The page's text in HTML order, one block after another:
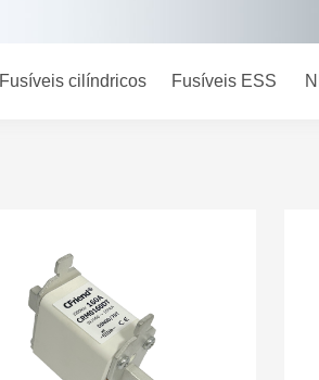
Fusíveis cilíndricos Fusíveis ESS